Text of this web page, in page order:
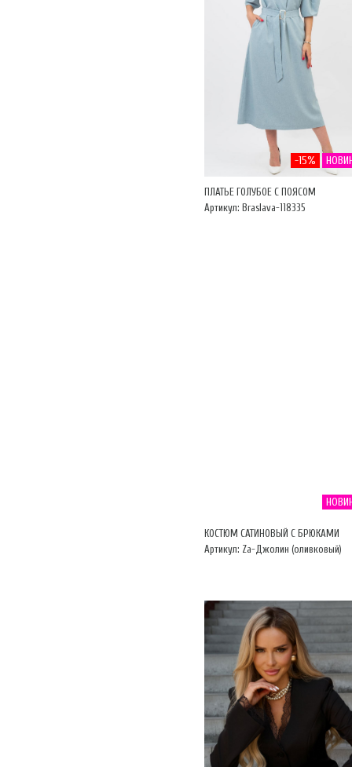
-15%
ПЛАТЬЕ ГОЛУБОЕ С ПОЯСОМ
Артикул: Braslava-118335
КОСТЮМ САТИНОВЫЙ С БРЮКАМИ
Артикул: Za-Джолин (оливковый)